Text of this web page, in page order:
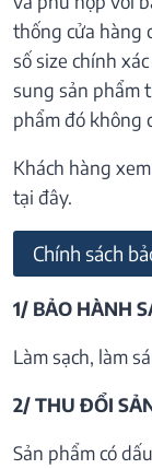
thống cửa hàng
số size chính
sung sản phẩm
phẩm đó không
Khách hàng
tại đây.
Chính sách
1/ BẢO HÀNH
Làm sạch, làm
2/ THU ĐỔI
Sản phẩm có